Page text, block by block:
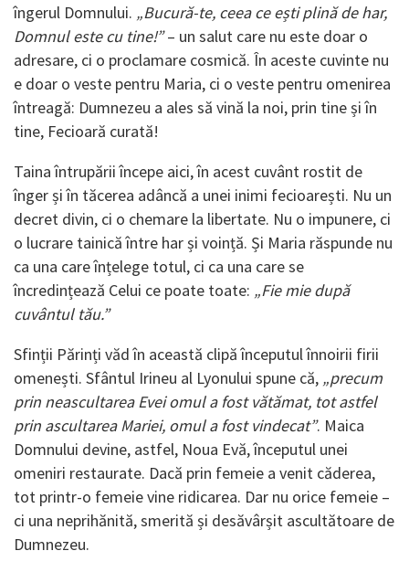
îngerul Domnului. „Bucură-te, ceea ce ești plină de har,
Domnul este cu tine!”– un salut care nu este doar o
adresare, ci o proclamare cosmică. În aceste cuvinte nu
e doar o veste pentru Maria, ci o veste pentru omenirea
întreagă: Dumnezeu a ales să vină la noi, prin tine și în
tine, Fecioară curată!
Taina întrupării începe aici, în acest cuvânt rostit de
înger și în tăcerea adâncă a unei inimi fecioarești. Nu un
decret divin, ci o chemare la libertate. Nu o impunere, ci
o lucrare tainică între har și voință. Și Maria răspunde nu
ca una care înțelege totul, ci ca una care se
încredințează Celui ce poate toate: „Fie mie după
cuvântul tău.”
Sfinții Părinți văd în această clipă începutul înnoirii firii
omenești. Sfântul Irineu al Lyonului spune că, „precum
prin neascultarea Evei omul a fost vătămat, tot astfel
prin ascultarea Mariei, omul a fost vindecat”. Maica
Domnului devine, astfel, Noua Evă, începutul unei
omeniri restaurate. Dacă prin femeie a venit căderea,
tot printr-o femeie vine ridicarea. Dar nu orice femeie –
ci una neprihănită, smerită și desăvârșit ascultătoare de
Dumnezeu.